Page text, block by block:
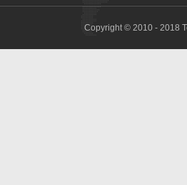
Copyright © 2010 - 2018